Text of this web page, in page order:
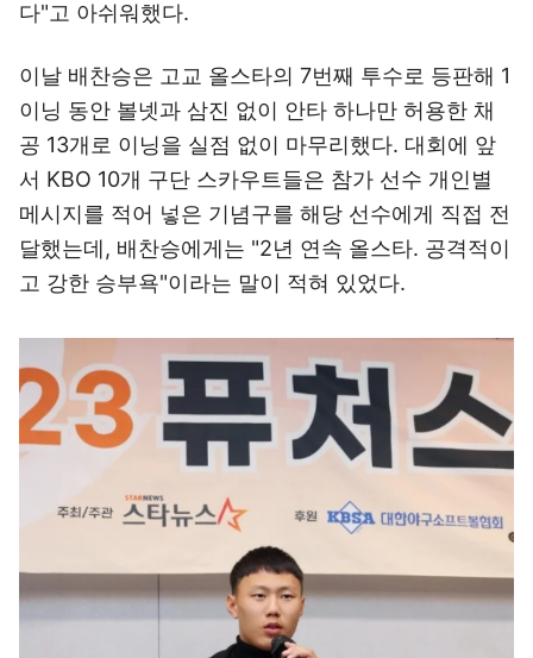
다"고 아쉬워했다.
이날 배찬승은 고교 올스타의 7번째 투수로 등판해 1
이닝 동안 볼넷과 삼진 없이 안타 하나만 허용한 채
공 13개로 이닝을 실점 없이 마무리했다. 대회에 앞
서 KBO 10개 구단 스카우트들은 참가 선수 개인별
메시지를 적어 넣은 기념구를 해당 선수에게 직접 전
달했는데, 배찬승에게는 "2년 연속 올스타. 공격적이
고 강한 승부욕"이라는 말이 적혀 있었다.